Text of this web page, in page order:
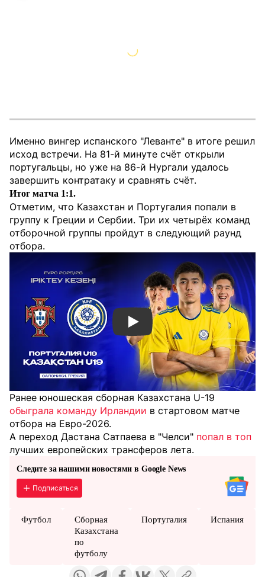
Именно вингер испанского "Леванте" в итоге решил
исход встречи. На 81-й минуте счёт открыли
португальцы, но уже на 86-й Нургали удалось
завершить контратаку и сравнять счёт.
Итог матча 1:1.
Отметим, что Казахстан и Португалия попали в
группу к Греции и Сербии. Три их четырёх команд
отборочной группы пройдут в следующий раунд
отбора.
Смотреть видео YouTube
Ранее юношеская сборная Казахстана U-19
обыграла команду Ирландии в стартовом матче
отбора на Евро-2026.
А переход Дастана Сатпаева в "Челси" попал в топ
лучших европейских трансферов лета.
Следите за нашими новостями в Google News
Подписаться
Футбол
Сборная
Казахстана
по
футболу
Португалия Испания